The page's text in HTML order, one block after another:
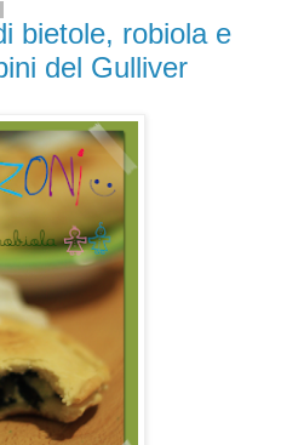
bietole, robiola e
del Gulliver